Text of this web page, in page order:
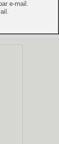
e-mail.